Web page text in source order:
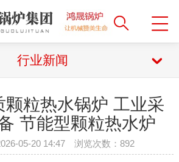
行业新闻
颗粒热水锅炉 工业采
节能型颗粒热水炉
05-20 14:47 浏览次数：892